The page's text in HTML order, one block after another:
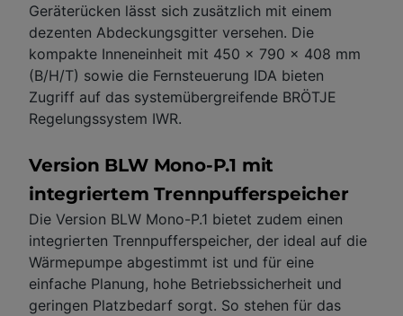
Geräterücken lässt sich zusätzlich mit einem
dezenten Abdeckungsgitter versehen. Die
kompakte Inneneinheit mit 450 x 790 x 408 mm
(B/H/T) sowie die Fernsteuerung IDA bieten
Zugriff auf das systemübergreifende BRÖTJE
Regelungssystem IWR.
Version BLW Mono-P.1 mit
integriertem Trennpufferspeicher
Die Version BLW Mono-P.1 bietet zudem einen
integrierten Trennpufferspeicher, der ideal auf die
Wärmepumpe abgestimmt ist und für eine
einfache Planung, hohe Betriebssicherheit und
geringen Platzbedarf sorgt. So stehen für das